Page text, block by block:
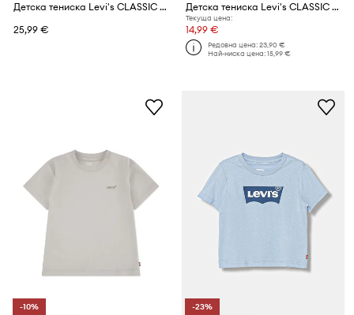
Детска тениска Levi's CLASSIC AND CLEAN TEE
25,99 €
Детска тениска Levi's CLASSIC AND CLEAN TEE
Текуща цена:
14,99 €
Редовна цена:23,90 €
Най-ниска цена:15,99 €
-10%
-23%